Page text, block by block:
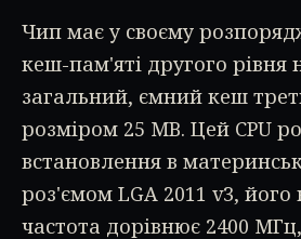
Чип має у своєму
кеш-пам'яті другого рівня
загальний, ємний кеш
розміром 25 MB. Цей CPU
встановлення в
роз'ємом LGA 2011 v3, його
частота дорівнює 2400